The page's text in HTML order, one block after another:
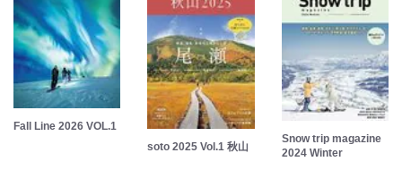
Fall Line 2026 VOL.1
soto 2025 Vol.1 秋山
Snow trip magazine
2024 Winter